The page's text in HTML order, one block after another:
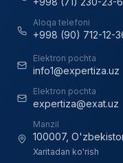
Aloqa telefoni
+998 (90) 712-12-
Elektron pochta
info1@expertiza.uz
Elektron pochta
expertiza@exat.uz
Manzil
100007,
Xaritadan ko'rish